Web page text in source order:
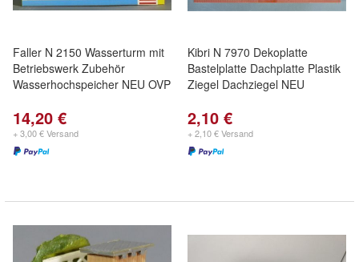
Faller N 2150 Wasserturm mit
Betriebswerk Zubehör
Wasserhochspeicher NEU OVP
14,20 €
+ 3,00 € Versand
Kibri N 7970 Dekoplatte
Bastelplatte Dachplatte Plastik
Ziegel Dachziegel NEU
2,10 €
+ 2,10 € Versand